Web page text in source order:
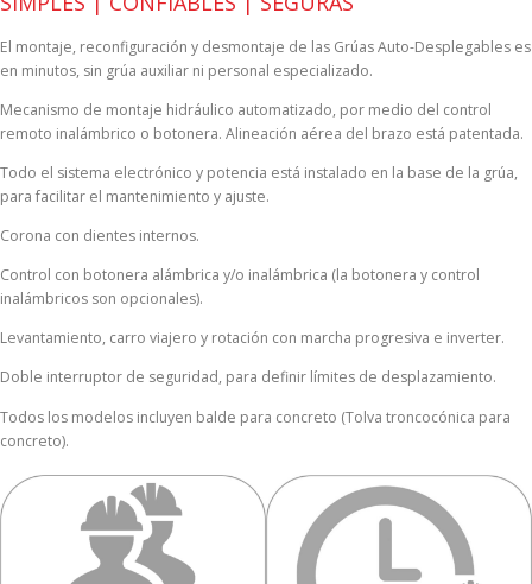
El montaje, reconfiguración y desmontaje de las Grúas Auto-Desplegables es
en minutos, sin grúa auxiliar ni personal especializado.
Mecanismo de montaje hidráulico automatizado, por medio del control
remoto inalámbrico o botonera. Alineación aérea del brazo está patentada.
Todo el sistema electrónico y potencia está instalado en la base de la grúa,
para facilitar el mantenimiento y ajuste.
Corona con dientes internos.
Control con botonera alámbrica y/o inalámbrica (la botonera y control
inalámbricos son opcionales).
Levantamiento, carro viajero y rotación con marcha progresiva e inverter.
Doble interruptor de seguridad, para definir límites de desplazamiento.
Todos los modelos incluyen balde para concreto (Tolva troncocónica para
concreto).